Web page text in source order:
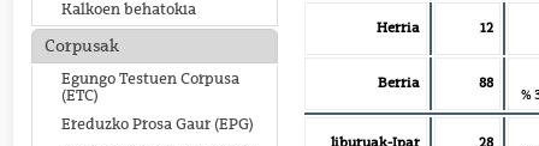
Kalkoen behatokia
Corpusak
Egungo Testuen Corpusa
(ETC)
Ereduzko Prosa Gaur (EPG)
Herria 12
Berria 88
%
liburuak-Ipar 28